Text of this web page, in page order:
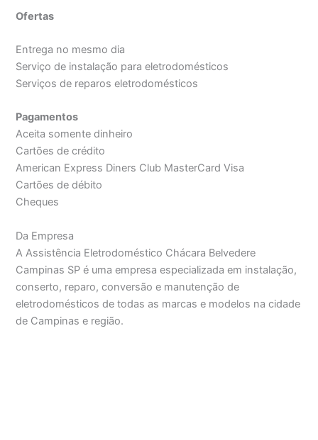
Ofertas
Entrega no mesmo dia
Serviço de instalação para eletrodomésticos
Serviços de reparos eletrodomésticos
Pagamentos
Aceita somente dinheiro
Cartões de crédito
American Express Diners Club MasterCard Visa
Cartões de débito
Cheques
Da Empresa
A Assistência Eletrodoméstico Chácara Belvedere
Campinas SP é uma empresa especializada em instalação,
conserto, reparo, conversão e manutenção de
eletrodomésticos de todas as marcas e modelos na cidade
de Campinas e região.